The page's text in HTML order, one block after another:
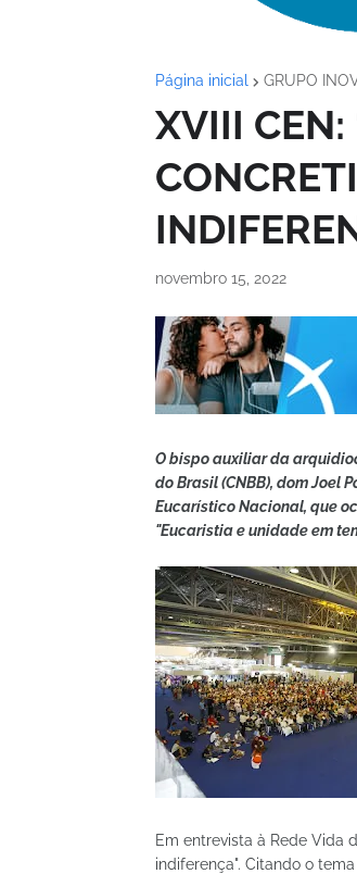
Página inicial GRUPO
XVIII CEN:
novembro 15, 2022
O bispo auxiliar da
do Brasil (CNBB), dom Joel
Eucarístico Nacional, que
"Eucaristia e unidade em
Em entrevista à Rede Vida
indiferença". Citando o